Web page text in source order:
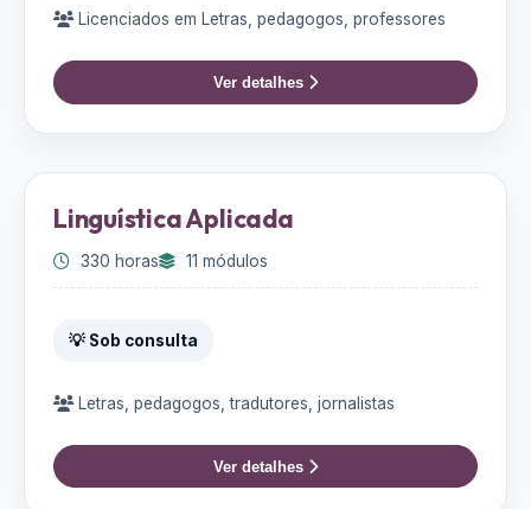
Licenciados em Letras, pedagogos, professores
Ver detalhes
Linguística Aplicada
330 horas 11 módulos
💡 Sob consulta
Letras, pedagogos, tradutores, jornalistas
Ver detalhes